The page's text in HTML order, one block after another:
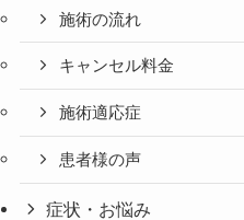
施術の流れ
キャンセル料金
施術適応症
患者様の声
症状・お悩み